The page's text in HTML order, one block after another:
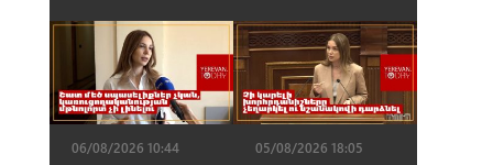
06/08/2026 10:44
05/08/2026 18:05